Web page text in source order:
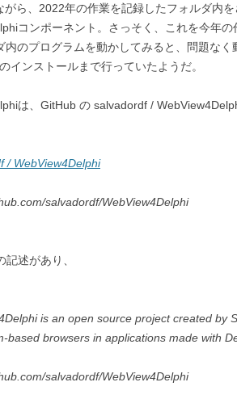
がら、2022年の作業を記録したフォルダ内
コンポーネント。さっそく、これを今年
内のプログラムを動かしてみると、問題な
インストールまで行っていたようだ。
は、GitHub の salvadordf /
/ WebView4Delphi
salvadordf/WebView4Delphi
述があり、
is an open source project created by
based browsers in applications made with
salvadordf/WebView4Delphi